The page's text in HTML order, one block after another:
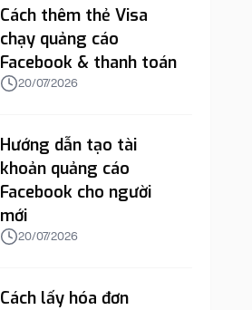
Cách thêm thẻ Visa
chạy quảng cáo
Facebook & thanh toán
20/07/2026
Hướng dẫn tạo tài
khoản quảng cáo
Facebook cho người
mới
20/07/2026
Cách lấy hóa đơn